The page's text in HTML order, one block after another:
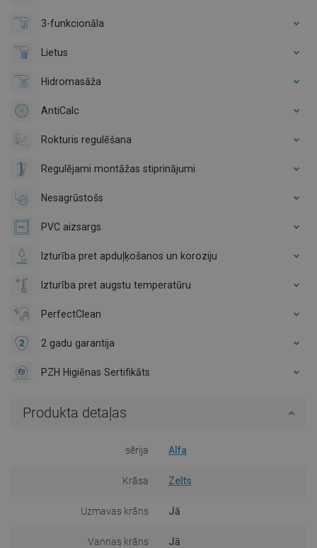
3-funkcionāla
Lietus
Hidromasāža
AntiCalc
Rokturis regulēšana
Regulējami montāžas stiprinājumi
Nesagrūstošs
PVC aizsargs
Izturība pret apduļķošanos un koroziju
Izturība pret augstu temperatūru
PerfectClean
2 gadu garantija
PZH Higiēnas Sertifikāts
Produkta detaļas
sērija Alfa
Krāsa Zelts
Uzmavas krāns Jā
Vannas krāns Jā